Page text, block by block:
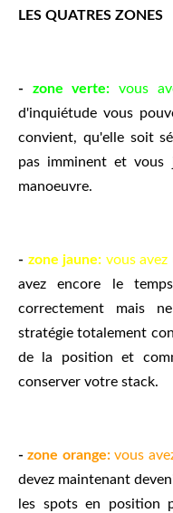
LES QUATRES ZONES
- zone verte: vous
d'inquiétude vous
convient, qu'elle soit
pas imminent et vous
manoeuvre.
- zone jaune: vous avez
avez encore le
correctement mais
stratégie totalement
de la position et
conserver votre stack.
-zone orange: vous
devez maintenant
les spots en position